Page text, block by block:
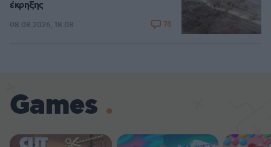
έκρηξης
08.08.2026, 18:08 78
Games